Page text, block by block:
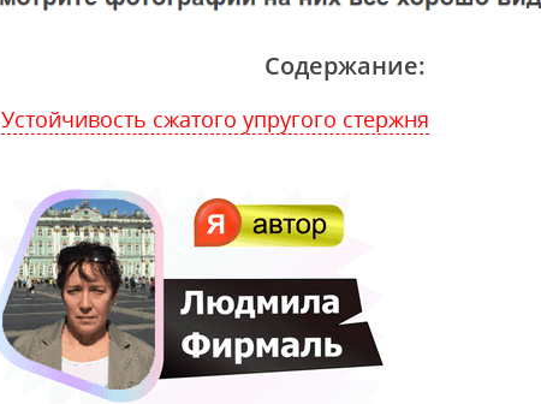
Содержание:
Устойчивость сжатого упругого стержня